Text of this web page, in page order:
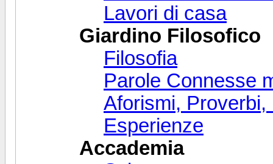
Lavori di casa
Giardino Filosofico
Filosofia
Parole Connesse
Aforismi, Proverbi,
Esperienze
Accademia